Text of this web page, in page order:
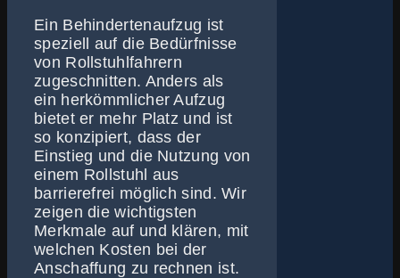
Ein Behindertenaufzug ist
speziell auf die Bedürfnisse
von Rollstuhlfahrern
zugeschnitten. Anders als
ein herkömmlicher Aufzug
bietet er mehr Platz und ist
so konzipiert, dass der
Einstieg und die Nutzung von
einem Rollstuhl aus
barrierefrei möglich sind. Wir
zeigen die wichtigsten
Merkmale auf und klären, mit
welchen Kosten bei der
Anschaffung zu rechnen ist.